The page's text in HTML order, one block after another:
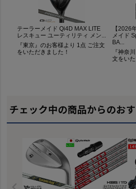
チェック中の商品からのお